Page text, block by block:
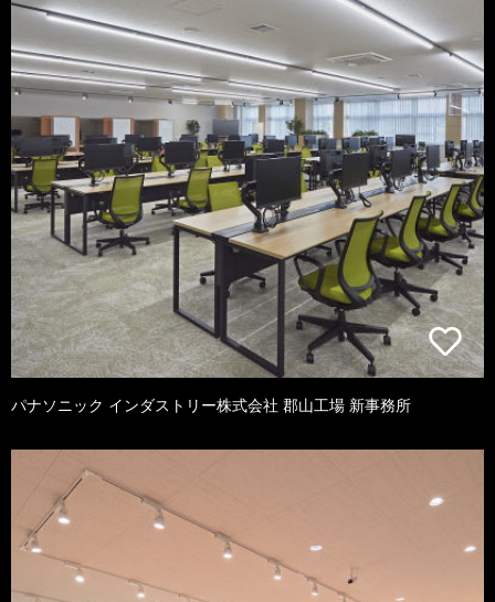
パナソニック インダストリー株式会社 郡山工場 新事務所